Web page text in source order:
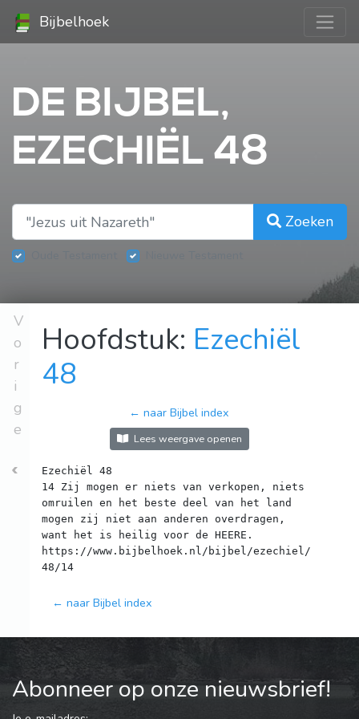
Bijbelhoek
DE BIJBEL,
EZECHIËL 48
Zoeken
V
o
r
i
g
e
Hoofdstuk: Ezechiël
48
← naar Bijbel index
Lees weergave openen
Ezechiël 48
14 Zij mogen er niets van verkopen, niets
omruilen en het beste deel van het land
mogen zij niet aan anderen overdragen,
want het is heilig voor de HEERE.
https://www.bijbelhoek.nl/bijbel/ezechiel/
← naar Bijbel index
Abonneer op onze nieuwsbrief!